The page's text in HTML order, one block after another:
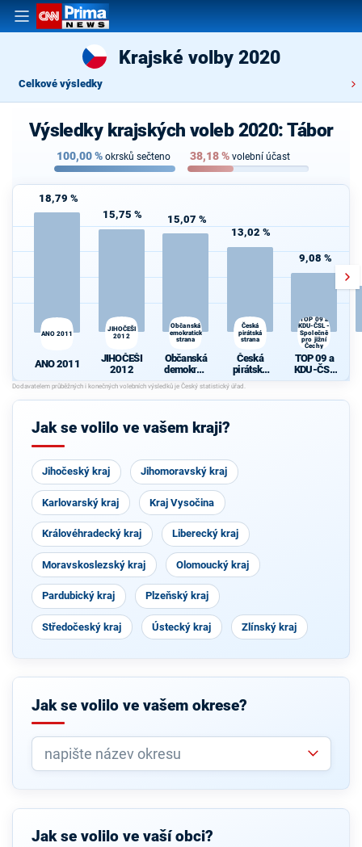
Krajské volby 2020
Celkové výsledky
Výsledky krajských voleb 2020: Tábor
100,00% okrsků sečteno 38,18% volební účast
18,79 %
ANO 2011
ANO 2011
15,75 %
JIHOČEŠI
2012
JIHOČEŠI
2012
15,07 %
Občanská
demokratická
strana
Občanská
demokrati
cká strana
13,02 %
Česká
pirátská
strana
Česká
pirátská
strana
9,08 %
TOP 09 a
KDU-ČSL -
Společně
pro jižní
Čechy
TOP 09 a
KDU-ČSL
- Společně
Čechy
Jak se volilo ve vašem kraji?
Jihočeský kraj Jihomoravský kraj
Karlovarský kraj Kraj Vysočina
Královéhradecký kraj Liberecký kraj
Moravskoslezský kraj Olomoucký kraj
Pardubický kraj Plzeňský kraj
Středočeský kraj Ústecký kraj Zlínský kraj
Jak se volilo ve vašem okrese?
Jak se volilo ve vaší obci?